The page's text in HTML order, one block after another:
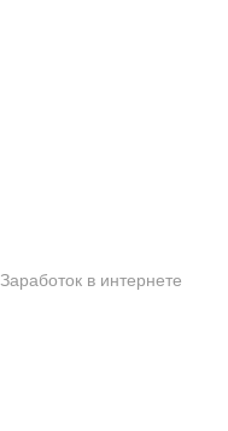
Заработок в интернете